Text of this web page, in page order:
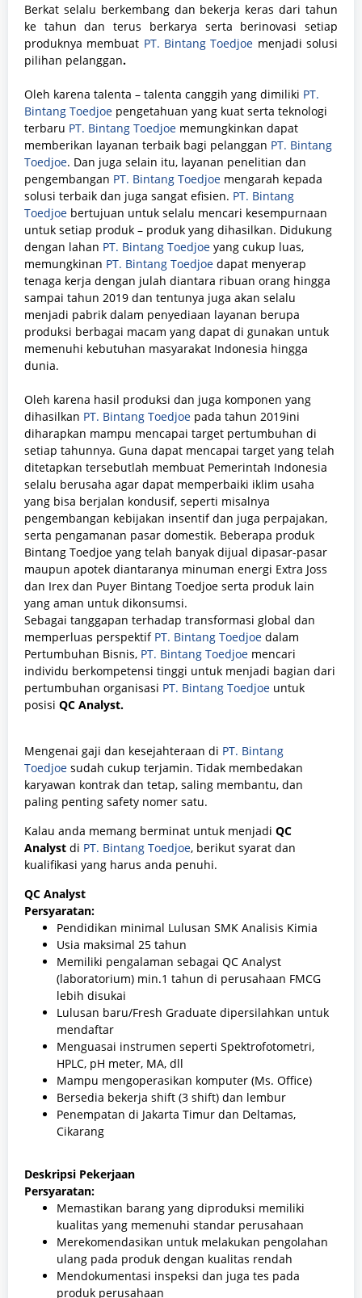
Berkat selalu berkembang dan bekerja keras dari tahun
ke tahun dan terus berkarya serta berinovasi setiap
produknya membuat PT. Bintang Toedjoe menjadi solusi
pilihan pelanggan.
Oleh karena talenta – talenta canggih yang dimiliki PT.
Bintang Toedjoe pengetahuan yang kuat serta teknologi
terbaru PT. Bintang Toedjoe memungkinkan dapat
memberikan layanan terbaik bagi pelanggan PT. Bintang
Toedjoe. Dan juga selain itu, layanan penelitian dan
pengembangan PT. Bintang Toedjoe mengarah kepada
solusi terbaik dan juga sangat efisien. PT. Bintang
Toedjoe bertujuan untuk selalu mencari kesempurnaan
untuk setiap produk – produk yang dihasilkan. Didukung
dengan lahan PT. Bintang Toedjoe yang cukup luas,
memungkinan PT. Bintang Toedjoe dapat menyerap
tenaga kerja dengan julah diantara ribuan orang hingga
sampai tahun 2019 dan tentunya juga akan selalu
menjadi pabrik dalam penyediaan layanan berupa
produksi berbagai macam yang dapat di gunakan untuk
memenuhi kebutuhan masyarakat Indonesia hingga
dunia.
Oleh karena hasil produksi dan juga komponen yang
dihasilkan PT. Bintang Toedjoe pada tahun 2019ini
diharapkan mampu mencapai target pertumbuhan di
setiap tahunnya. Guna dapat mencapai target yang telah
ditetapkan tersebutlah membuat Pemerintah Indonesia
selalu berusaha agar dapat memperbaiki iklim usaha
yang bisa berjalan kondusif, seperti misalnya
pengembangan kebijakan insentif dan juga perpajakan,
serta pengamanan pasar domestik. Beberapa produk
Bintang Toedjoe yang telah banyak dijual dipasar-pasar
maupun apotek diantaranya minuman energi Extra Joss
dan Irex dan Puyer Bintang Toedjoe serta produk lain
yang aman untuk dikonsumsi.
Sebagai tanggapan terhadap transformasi global dan
memperluas perspektif PT. Bintang Toedjoe dalam
Pertumbuhan Bisnis, PT. Bintang Toedjoe mencari
individu berkompetensi tinggi untuk menjadi bagian dari
pertumbuhan organisasi PT. Bintang Toedjoe untuk
posisi QC Analyst.
Mengenai gaji dan kesejahteraan di PT. Bintang
Toedjoe sudah cukup terjamin. Tidak membedakan
karyawan kontrak dan tetap, saling membantu, dan
paling penting safety nomer satu.
Kalau anda memang berminat untuk menjadi QC
Analyst di PT. Bintang Toedjoe, berikut syarat dan
kualifikasi yang harus anda penuhi.
QC Analyst
Persyaratan:
Pendidikan minimal Lulusan SMK Analisis Kimia
Usia maksimal 25 tahun
Memiliki pengalaman sebagai QC Analyst
(laboratorium) min.1 tahun di perusahaan FMCG
lebih disukai
Lulusan baru/Fresh Graduate dipersilahkan untuk
mendaftar
Menguasai instrumen seperti Spektrofotometri,
HPLC, pH meter, MA, dll
Mampu mengoperasikan komputer (Ms. Office)
Bersedia bekerja shift (3 shift) dan lembur
Penempatan di Jakarta Timur dan Deltamas,
Cikarang
Deskripsi Pekerjaan
Persyaratan:
Memastikan barang yang diproduksi memiliki
kualitas yang memenuhi standar perusahaan
Merekomendasikan untuk melakukan pengolahan
ulang pada produk dengan kualitas rendah
Mendokumentasi inspeksi dan juga tes pada
produk perusahaan